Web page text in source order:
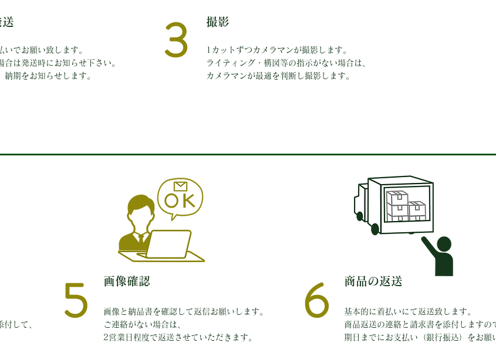
いでお願い致します。
合は 発送時にお知らせ下さい。
納期をお知らせします。
3 撮影
1カットずつカメラマンが撮影します。
ライティング・構図等の指示がない場合は、
カメラマンが最適を判断し撮影します。
して、
5 ​画像確認
画像と納品書を確認して返信お願いします。
ご連絡がない場合は、
​2営業日程度で返送させていただきます。
6 ​商品の返送
基本的に着払いにて返送致します。
商品返送の連絡と請求書を添付しますの
期日までにお支払い（銀行振込）をお願